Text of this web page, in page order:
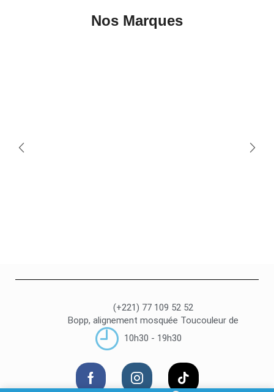
Nos Marques
(+221) 77 109 52 52
Bopp, alignement mosquée Toucouleur de
10h30 - 19h30